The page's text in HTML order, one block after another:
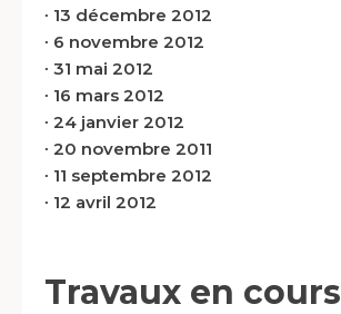
∙ 13 décembre 2012
∙ 6 novembre 2012
∙ 31 mai 2012
∙ 16 mars 2012
∙ 24 janvier 2012
∙ 20 novembre 2011
∙ 11 septembre 2012
∙ 12 avril 2012
Travaux en cours